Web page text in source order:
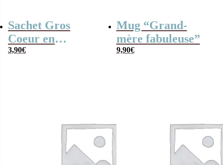
Sachet Gros
Coeur en
guimauve x 15 –
3,90€
Mug “Grand-
mère fabuleuse”
9,90€